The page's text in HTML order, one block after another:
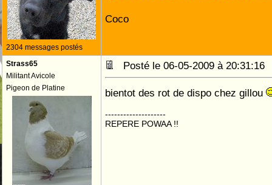
2304 messages postés
Coco
Strass65
Militant Avicole
Pigeon de Platine
Posté le 06-05-2009 à
bientot des rot de dispo chez gillou
--------------------
REPERE POWAA !!